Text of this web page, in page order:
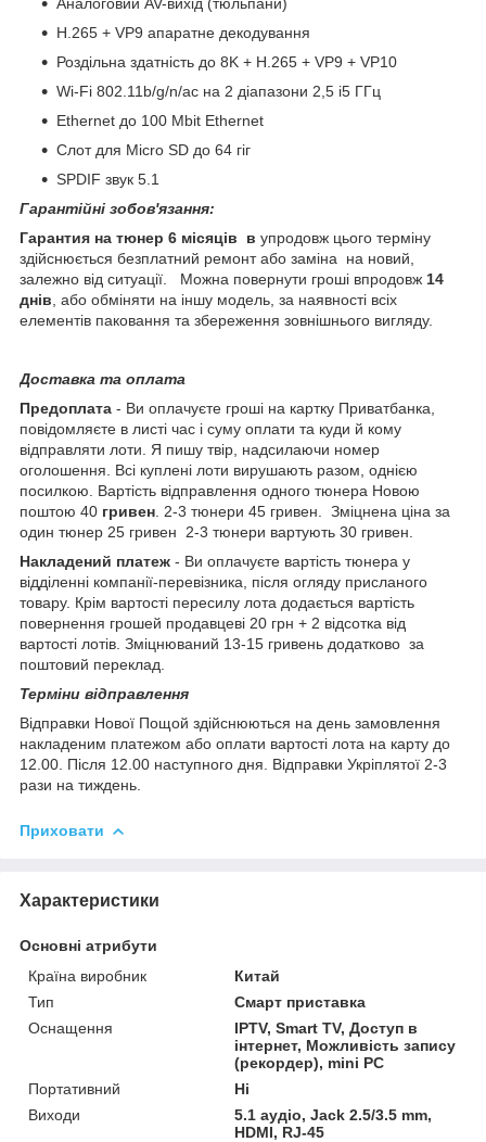
H.265 + VP9 апаратне декодування
Роздільна здатність до 8K + H.265 + VP9 + VP10
Wi-Fi 802.11b/g/n/ac на 2 діапазони 2,5 і5 ГГц
Ethernet до 100 Mbit Ethernet
Слот для Micro SD до 64 гіг
SPDIF звук 5.1
Гарантійні зобов'язання:
Гарантия на тюнер 6 місяців в упродовж цього терміну
здійснюється безплатний ремонт або заміна на новий,
залежно від ситуації. Можна повернути гроші впродовж 14
днів , або обміняти на іншу модель, за наявності всіх
елементів паковання та збереження зовнішнього вигляду.
Доставка та оплата
Предоплата - Ви оплачуєте гроші на картку Приватбанка,
повідомляєте в листі час і суму оплати та куди й кому
відправляти лоти. Я пишу твір, надсилаючи номер
оголошення. Всі куплені лоти вирушають разом, однією
посилкою. Вартість відправлення одного тюнера Новою
поштою 40 гривен . 2-3 тюнери 45 гривен. Зміцнена ціна за
один тюнер 25 гривен 2-3 тюнери вартують 30 гривен.
Накладений платеж - Ви оплачуєте вартість тюнера у
відділенні компанії-перевізника, після огляду присланого
товару. Крім вартості пересилу лота додається вартість
повернення грошей продавцеві 20 грн + 2 відсотка від
вартості лотів. Зміцнюваний 13-15 гривень додатково за
поштовий переклад.
Терміни відправлення
Відправки Нової Пощой здійснюються на день замовлення
накладеним платежом або оплати вартості лота на карту до
12.00. Після 12.00 наступного дня. Відправки Укріплятої 2-3
рази на тиждень.
Приховати
Характеристики
Основні атрибути
Країна виробник
Китай
Тип
Смарт приставка
Оснащення
IPTV, Smart TV, Доступ в
інтернет, Можливість запису
(рекордер), mini PC
Портативний
Ні
Виходи
5.1 аудіо, Jack 2.5/3.5 mm,
HDMI, RJ-45